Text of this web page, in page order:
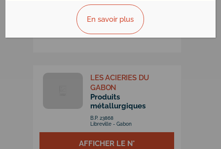
VOUS ÊTES LE PROPRIÉTAIRE?
LES ACIERIES DU
GABON
Produits
métallurgiques
B.P. 23868
Libreville - Gabon
AFFICHER LE N°
En savoir plus